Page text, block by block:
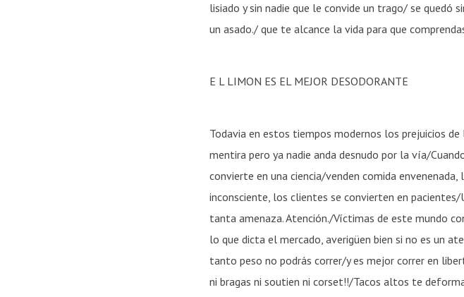
lisiado y sin nadie que le convide un trago/ se quedó
un asado./ que te alcance la vida para que
E L LIMON ES EL MEJOR DESODORANTE
Todavia en estos tiempos modernos los prejuicios
mentira pero ya nadie anda desnudo por la vía/
convierte en una ciencia/venden comida
inconsciente, los clientes se convierten en
tanta amenaza. Atención./Víctimas de este mundo
lo que dicta el mercado, averigüen bien si no es un
tanto peso no podrás correr/y es mejor correr en
ni bragas ni soutien ni corset!!/Tacos altos te